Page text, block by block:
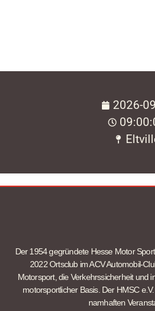
2026-
Der 1954 gegründete Hesse Motor
2022 Ortsclub im ACV Automobil-
Motorsport, die Verkehrssicherheit und
motorsportlicher Basis. Der HMSC
namhaften